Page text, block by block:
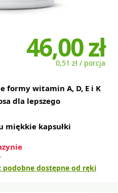
46,00 zł
0,51 zł / porcja
formy witamin A, D, E i K
dla lepszego
miękkie kapsułki
podobne dostępne od ręki